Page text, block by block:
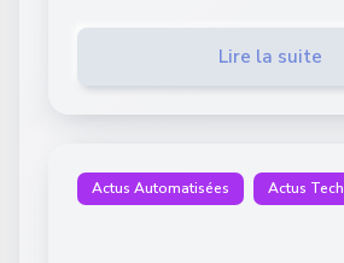
Lire la suite
Actus Automatisées Actus Tech